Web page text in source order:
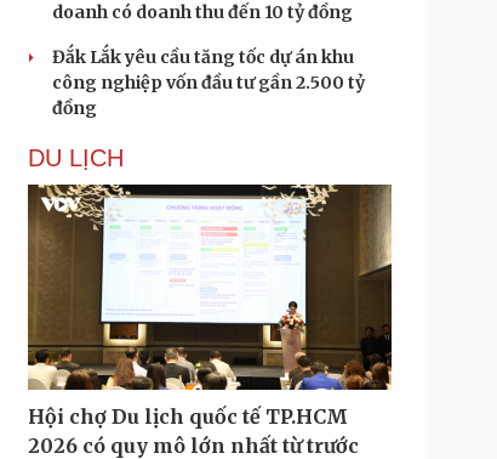
doanh có doanh thu đến 10 tỷ đồng
Đắk Lắk yêu cầu tăng tốc dự án khu
công nghiệp vốn đầu tư gần 2.500 tỷ
đồng
DU LỊCH
Hội chợ Du lịch quốc tế TP.HCM
2026 có quy mô lớn nhất từ trước